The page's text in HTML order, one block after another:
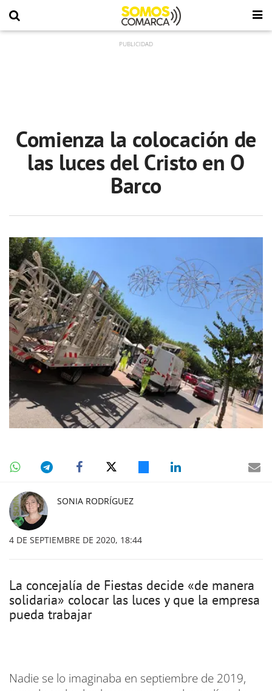
Comienza la colocación de
las luces del Cristo en O
Barco
SONIA RODRÍGUEZ
4 DE SEPTIEMBRE DE 2020, 18:44
La concejalía de Fiestas decide «de manera
solidaria» colocar las luces y que la empresa
pueda trabajar
Nadie se lo imaginaba en septiembre de 2019,